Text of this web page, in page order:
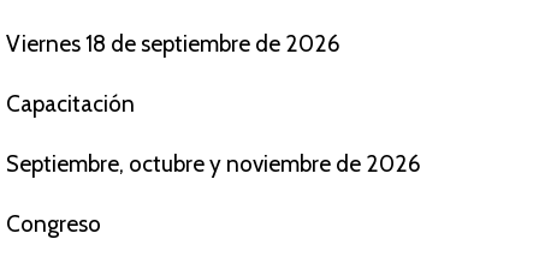
Viernes 18 de septiembre de 2026
Capacitación
Septiembre, octubre y noviembre de 2026
Congreso